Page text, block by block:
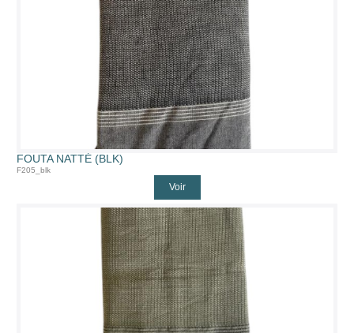
FOUTA NATTÉ (BLK)
F205_blk
Voir